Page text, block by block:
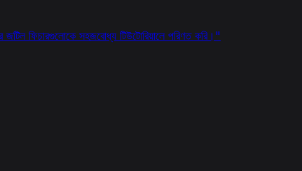
ফিচারগুলোকে সহজবোধ্য টিউটোরিয়ালে পরিণত করি। "